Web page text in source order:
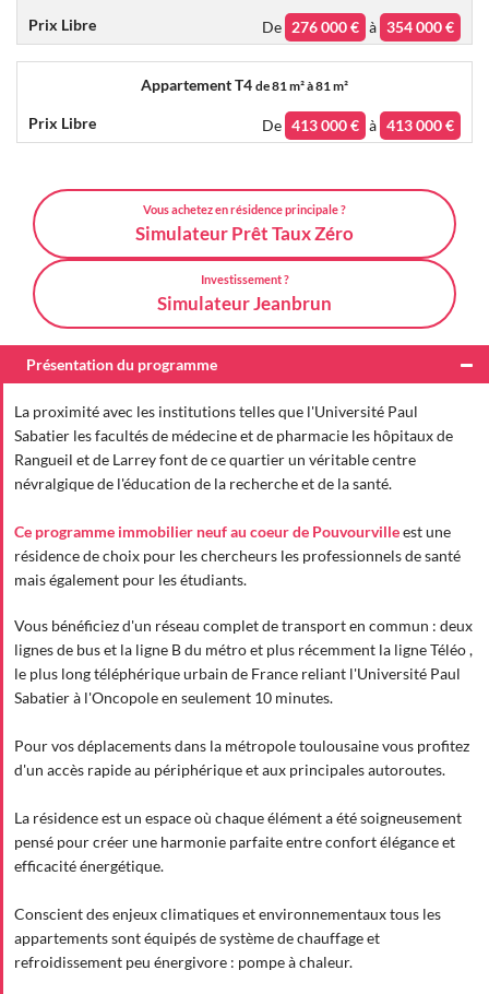
De 276 000 € à 354 000 €
Appartement T4 de81 m² à 81 m²
De 413 000 € à 413 000 €
Vous achetez en résidence principale ?
Simulateur Prêt Taux Zéro
Investissement ?
Simulateur Jeanbrun
Présentation du programme
La proximité avec les institutions telles que l'Université Paul
Sabatier les facultés de médecine et de pharmacie les hôpitaux de
Rangueil et de Larrey font de ce quartier un véritable centre
névralgique de l'éducation de la recherche et de la santé.
Ce programme immobilier neuf au coeur de Pouvourvilleest une
résidence de choix pour les chercheurs les professionnels de santé
mais également pour les étudiants.
Vous bénéficiez d'un réseau complet de transport en commun : deux
lignes de bus et la ligne B du métro et plus récemment la ligne Téléo ,
le plus long téléphérique urbain de France reliant l'Université Paul
Sabatier à l'Oncopole en seulement 10 minutes.
Pour vos déplacements dans la métropole toulousaine vous profitez
d'un accès rapide au périphérique et aux principales autoroutes.
La résidence est un espace où chaque élément a été soigneusement
pensé pour créer une harmonie parfaite entre confort élégance et
efficacité énergétique.
Conscient des enjeux climatiques et environnementaux tous les
appartements sont équipés de système de chauffage et
refroidissement peu énergivore : pompe à chaleur.